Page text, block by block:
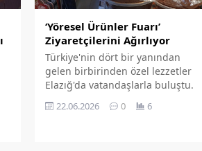
‘Yöresel Ürünler Fuarı’
Ziyaretçilerini Ağırlıyor
Türkiye'nin dört bir yanından
gelen birbirinden özel lezzetler
Elazığ'da vatandaşlarla buluştu.
Bir alışveriş merkezinde
kapılarını açan Fuar'da farklı
22.06.2026 0 6